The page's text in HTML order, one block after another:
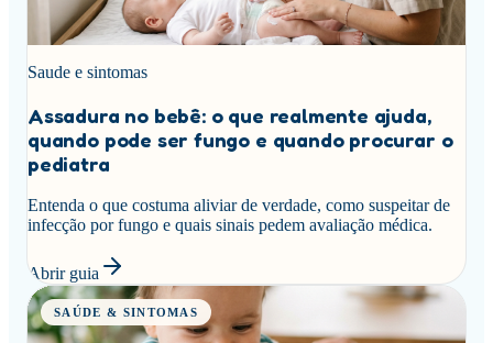
Saude e sintomas
Assadura no bebê: o que realmente ajuda,
quando pode ser fungo e quando procurar o
pediatra
Entenda o que costuma aliviar de verdade, como suspeitar de
infecção por fungo e quais sinais pedem avaliação médica.
Abrir guia
SAÚDE & SINTOMAS